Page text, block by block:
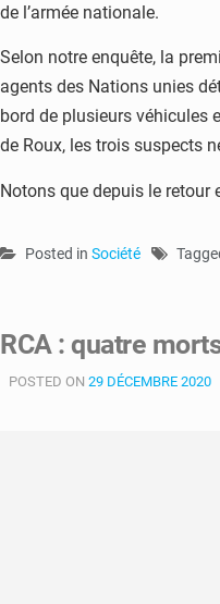
de l’armée nationale.
Selon notre enquête, la
agents des Nations unies
bord de plusieurs véhicules
de Roux, les trois suspects
Notons que depuis le retour
Posted in Société
RCA : quatre
POSTED ON 29 DÉCEMBRE 2020